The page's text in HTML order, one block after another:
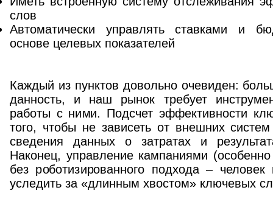
слов
Автоматически управлять ставками и
основе целевых показателей
Каждый из пунктов довольно очевиден:
данность, и наш рынок требует
работы с ними. Подсчет эффективности
того, чтобы не зависеть от внешних
сведения данных о затратах и
Наконец, управление кампаниями
без роботизированного подхода –
уследить за «длинным хвостом» ключевых